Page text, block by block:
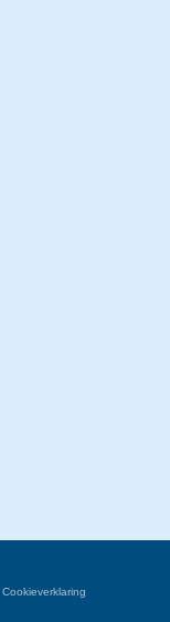
Cookieverklaring